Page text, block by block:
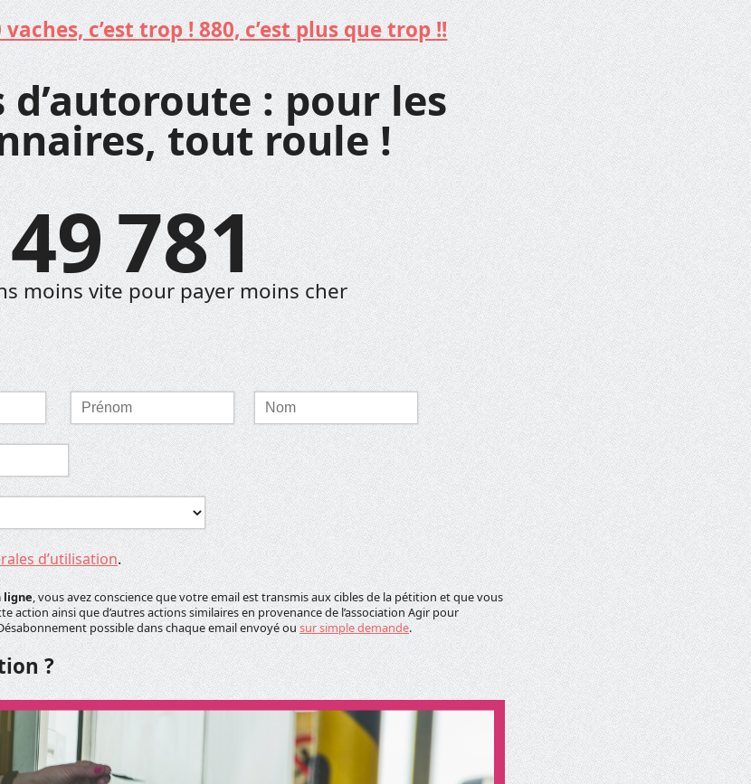
c’est trop ! 880, c’est plus que trop !!
d’autoroute : pour les
tout roule !
49 781
moins vite pour payer moins cher
Prénom
*
Nom
*
d’utilisation.
ligne, vous avez conscience que votre email est transmis aux cibles de la pétition et que vous
action ainsi que d’autres actions similaires en provenance de l’association Agir pour
possible dans chaque email envoyé ousur simple demande.
?